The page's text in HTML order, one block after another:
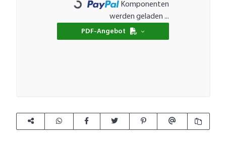
Loading...
Komponenten
werden geladen ...
PDF-Angebot